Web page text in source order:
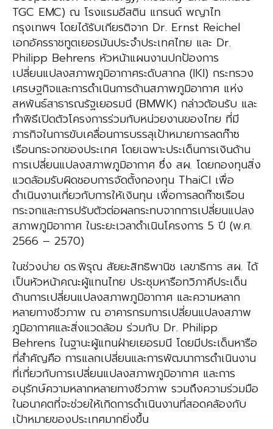
TGC EMC) ณ โรงแรมอีสติน แกรนด์ พญาไท
กรุงเทพฯ โดยได้รับเกียรติจาก Dr. Ernst Reichel
เอกอัครราชทูตเยอรมันประจำประเทศไทย และ Dr.
Philipp Behrens หัวหน้าแผนงานปกป้องการ
เปลี่ยนแปลงสภาพภูมิอากาศระดับสากล (IKI) กระทรวง
เศรษฐกิจและการดำเนินการด้านสภาพภูมิอากาศ แห่ง
สหพันธ์สาธารณรัฐเยอรมนี (BMWK) กล่าวต้อนรับ และ
ทำพิธีเปิดตัวโครงการร่วมกับหน่วยงานของไทย ที่มี
ภารกิจในการขับเคลื่อนการบรรลุเป้าหมายการลดก๊าซ
เรือนกระจกของประเทศ โดยเฉพาะประเด็นการเงินด้าน
การเปลี่ยนแปลงสภาพภูมิอากาศ ซึ่ง สผ. โดยกองทุนสิ่ง
แวดล้อมรับผิดชอบการจัดตั้งกองทุน ThaiCI เพื่อ
ดำเนินงานเกี่ยวกับการให้เงินทุน เพื่อการลดก๊าซเรือน
กระจกและการปรับตัวต่อผลกระทบจากการเปลี่ยนแปลง
สภาพภูมิอากาศ ในระยะเวลาดำเนินโครงการ 5 ปี (พ.ศ.
2566 – 2570)
ในช่วงบ่าย ดร.พิรุณ สัยยะสิทธิพานิช เลขาธิการ สผ. ได้
เป็นหัวหน้าคณะผู้แทนไทย ประชุมหารือทวิภาคีประเด็น
ด้านการเปลี่ยนแปลงสภาพภูมิอากาศ และความหลาก
หลายทางชีวภาพ ณ อาคารกรมการเปลี่ยนแปลงสภาพ
ภูมิอากาศและสิ่งแวดล้อม ร่วมกับ Dr. Philipp
Behrens ในฐานะผู้แทนฝ่ายเยอรมนี โดยมีประเด็นหารือ
ที่สำคัญคือ การแลกเปลี่ยนและการพัฒนาการดําเนินงาน
ที่เกี่ยวกับการเปลี่ยนแปลงสภาพภูมิอากาศ และการ
อนุรักษ์ความหลากหลายทางชีวภาพ รวมถึงความร่วมมือ
ในอนาคตที่จะช่วยให้เกิดการดำเนินงานที่สอดคล้องกับ
เป้าหมายของประเทศมากยิ่งขึ้น